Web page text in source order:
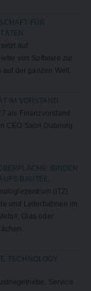
FÜR
auf
von Software zur
der ganzen Welt.
IM VORSTAND
als Finanzvorstand
CEO Saori Dubourg
BINDER
BAUTEIL
(ITZ)
und Leiterbahnen im
Glas oder
TECHNOLOGY
Service